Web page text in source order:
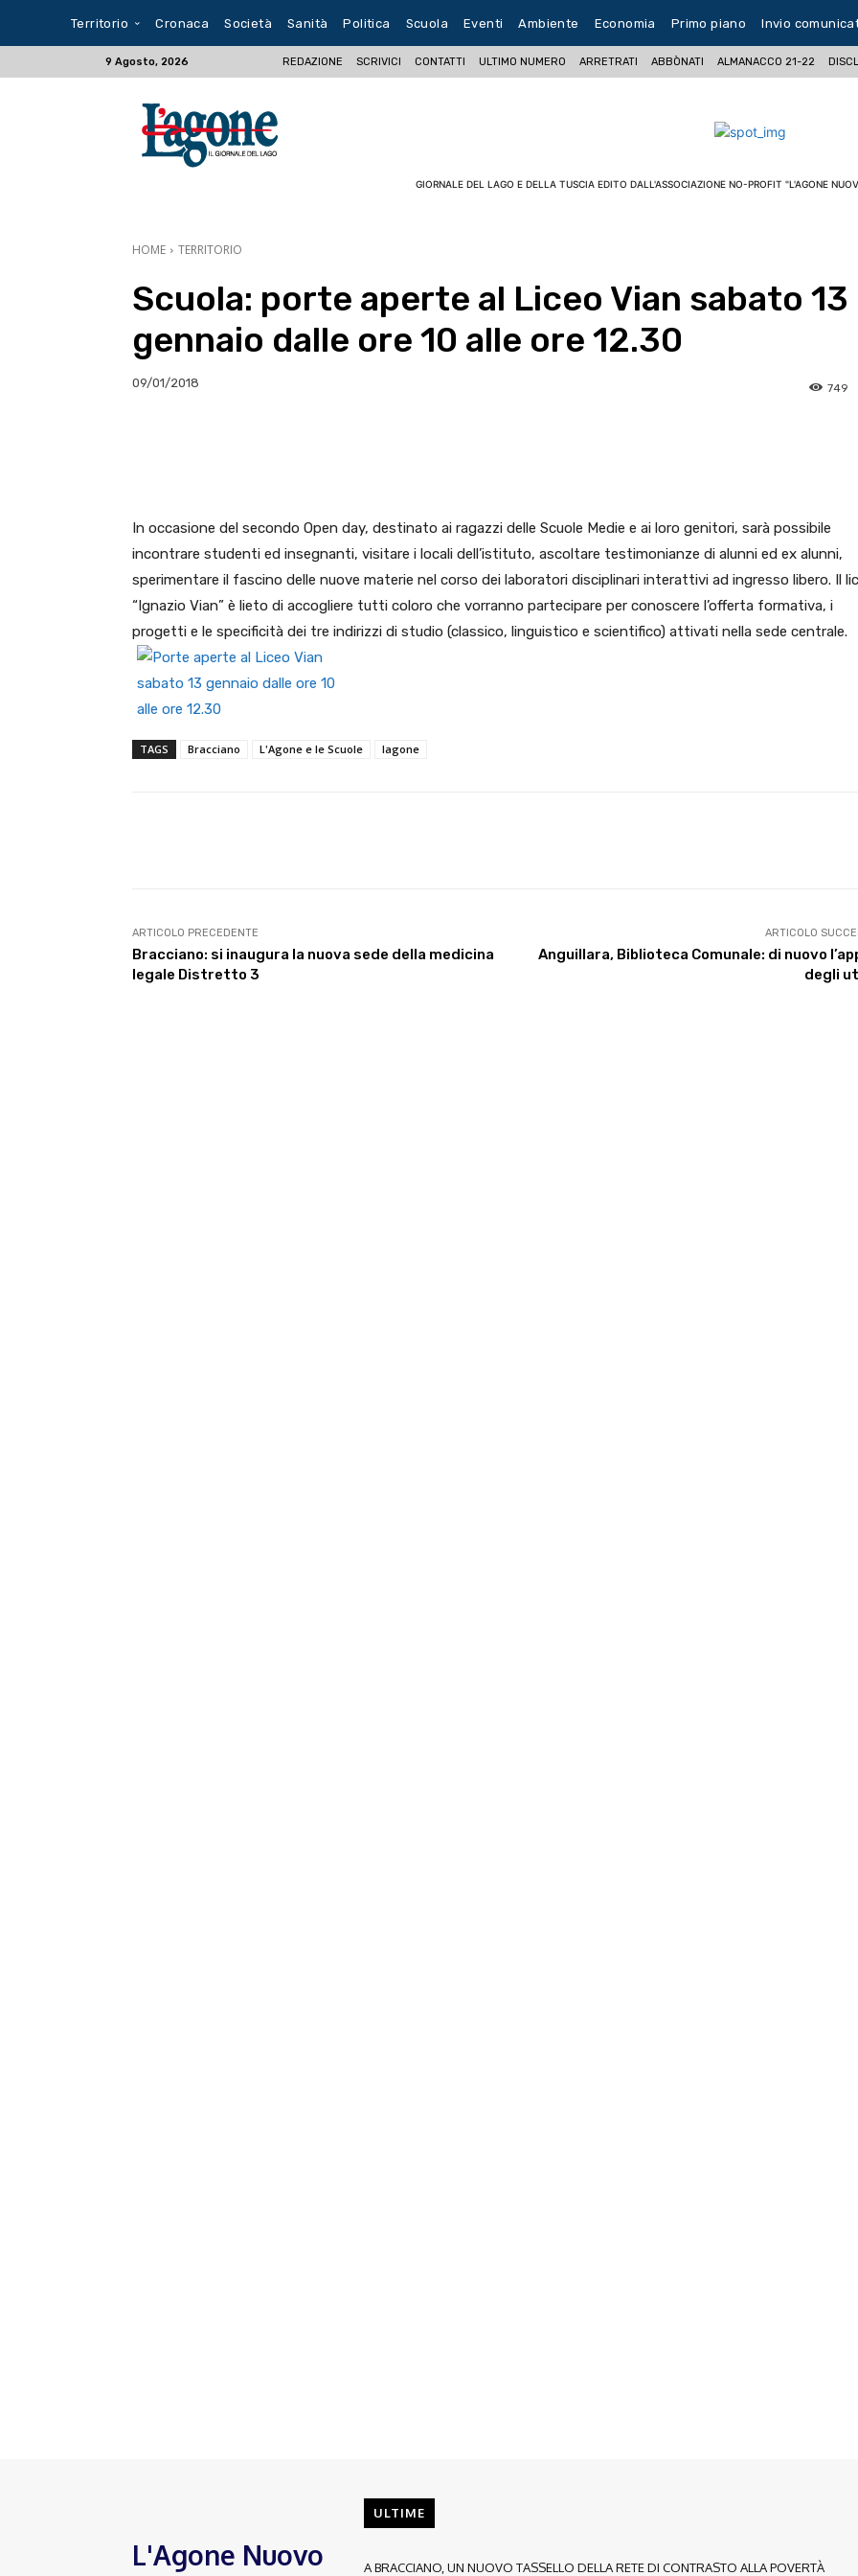
Territorio Cronaca Società Sanità Politica Scuola Eventi Ambiente Economia Primo piano Invio
9 Agosto, 2026 REDAZIONE SCRIVICI CONTATTI ULTIMO NUMERO ARRETRATI ABBÒNATI ALMANACCO 21-22
GIORNALE DEL LAGO E DELLA TUSCIA EDITO DALL'ASSOCIAZIONE NO-PROFIT "L'AGONE
HOME TERRITORIO
Scuola: porte aperte al Liceo Vian sabato 13
gennaio dalle ore 10 alle ore 12.30
09/01/2018 749
In occasione del secondo Open day, destinato ai ragazzi delle Scuole Medie e ai loro genitori, sarà possibile
incontrare studenti ed insegnanti, visitare i locali dell’istituto, ascoltare testimonianze di alunni ed ex alunni,
sperimentare il fascino delle nuove materie nel corso dei laboratori disciplinari interattivi ad ingresso libero. Il
“Ignazio Vian” è lieto di accogliere tutti coloro che vorranno partecipare per conoscere l’offerta formativa, i
progetti e le specificità dei tre indirizzi di studio (classico, linguistico e scientifico) attivati nella sede centrale.
TAGS Bracciano L'Agone e le Scuole lagone
ARTICOLO PRECEDENTE
Bracciano: si inaugura la nuova sede della medicina
legale Distretto 3
ARTICOLO
Anguillara, Biblioteca Comunale: di nuovo
degli
L'Agone Nuovo
ULTIME
A BRACCIANO, UN NUOVO TASSELLO DELLA RETE DI CONTRASTO ALLA POVERTÀ